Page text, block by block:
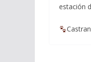
estación